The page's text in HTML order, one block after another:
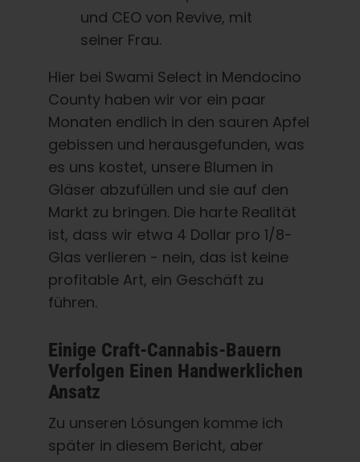
und CEO von Revive, mit
seiner Frau.
Hier bei Swami Select in Mendocino
County haben wir vor ein paar
Monaten endlich in den sauren Apfel
gebissen und herausgefunden, was
es uns kostet, unsere Blumen in
Gläser abzufüllen und sie auf den
Markt zu bringen. Die harte Realität
ist, dass wir etwa 4 Dollar pro 1/8-
Glas verlieren - nein, das ist keine
profitable Art, ein Geschäft zu
führen.
Einige Craft-Cannabis-Bauern
Verfolgen Einen Handwerklichen
Ansatz
Zu unseren Lösungen komme ich
später in diesem Bericht, aber